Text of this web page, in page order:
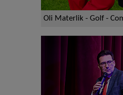
Oli Materlik - Golf -